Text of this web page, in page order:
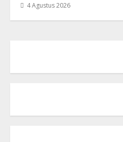
4 Agustus 2026